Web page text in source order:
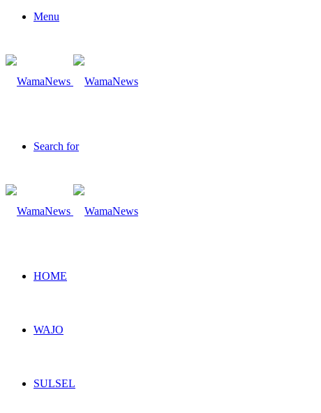
Menu
Search for
HOME
WAJO
SULSEL